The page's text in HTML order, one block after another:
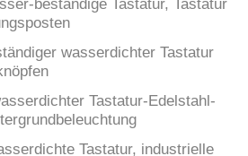
beständige Tastatur, Tastatur
wasserdichter Tastatur
Tastatur-Edelstahl-
Tastatur, industrielle